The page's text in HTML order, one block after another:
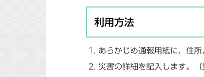
利用方法
あらかじめ通報用紙に、住所
災害の詳細を記入します。